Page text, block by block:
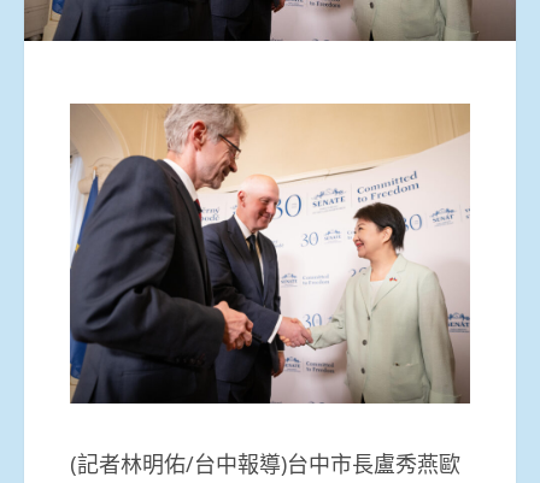
(記者林明佑/台中報導)台中市長盧秀燕歐